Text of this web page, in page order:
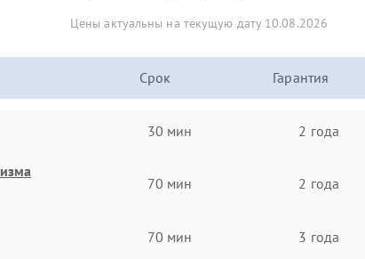
Цены актуальны на текущую дату 10.08.2026
Срок Гарантия
30 мин 2 года
70 мин 2 года
70 мин 3 года